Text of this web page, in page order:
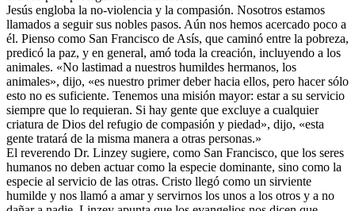
Jesús engloba la no-violencia y la compasión. Nosotros estamos
llamados a seguir sus nobles pasos. Aún nos hemos acercado poco a
él. Pienso como San Francisco de Asís, que caminó entre la pobreza,
predicó la paz, y en general, amó toda la creación, incluyendo a los
animales. «No lastimad a nuestros humildes hermanos, los
animales», dijo, «es nuestro primer deber hacia ellos, pero hacer sólo
esto no es suficiente. Tenemos una misión mayor: estar a su servicio
siempre que lo requieran. Si hay gente que excluye a cualquier
criatura de Dios del refugio de compasión y piedad», dijo, «esta
gente tratará de la misma manera a otras personas.»
El reverendo Dr. Linzey sugiere, como San Francisco, que los seres
humanos no deben actuar como la especie dominante, sino como la
especie al servicio de las otras. Cristo llegó como un sirviente
humilde y nos llamó a amar y servirnos los unos a los otros y a no